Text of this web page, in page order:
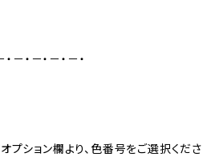
－・－・－・－・
プション欄より、色番号をご選択くださ